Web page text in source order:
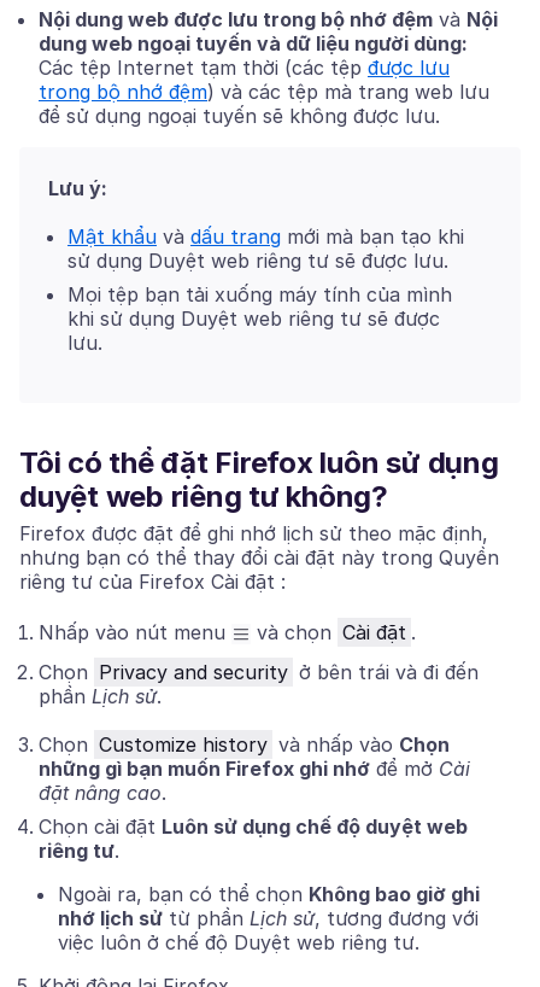
Nội dung web được lưu trong bộ nhớ đệm và Nội
dung web ngoại tuyến và dữ liệu người dùng:
Các tệp Internet tạm thời (các tệp được lưu
trong bộ nhớ đệm) và các tệp mà trang web lưu
để sử dụng ngoại tuyến sẽ không được lưu.
Lưu ý:
Mật khẩu và dấu trang mới mà bạn tạo khi
sử dụng Duyệt web riêng tư sẽ được lưu.
Mọi tệp bạn tải xuống máy tính của mình
khi sử dụng Duyệt web riêng tư sẽ được
lưu.
Tôi có thể đặt Firefox luôn sử dụng
duyệt web riêng tư không?
Firefox được đặt để ghi nhớ lịch sử theo mặc định,
nhưng bạn có thể thay đổi cài đặt này trong Quyền
riêng tư của Firefox Cài đặt :
Nhấp vào nút menu và chọn Cài đặt .
Chọn Privacy and security ở bên trái và đi đến
phần Lịch sử.
Chọn Customize history và nhấp vào Chọn
những gì bạn muốn Firefox ghi nhớ để mở Cài
đặt nâng cao.
Chọn cài đặt Luôn sử dụng chế độ duyệt web
riêng tư.
Ngoài ra, bạn có thể chọn Không bao giờ ghi
nhớ lịch sử từ phần Lịch sử, tương đương với
việc luôn ở chế độ Duyệt web riêng tư.